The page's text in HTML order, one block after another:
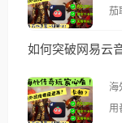
茄取
示语。 海外用户
像
仅能
如何突破网易云
海
用番